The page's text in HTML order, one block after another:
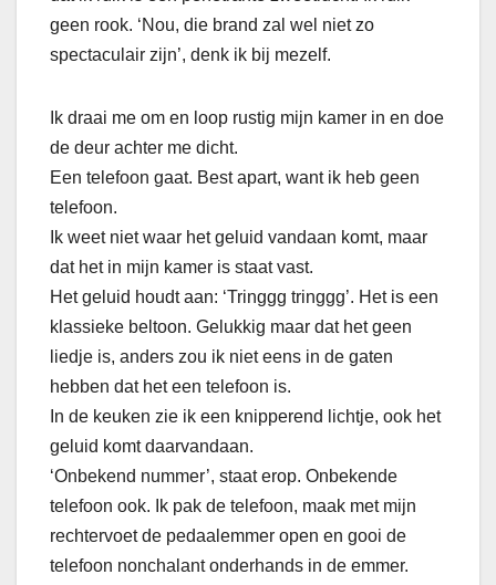
geen rook. ‘Nou, die brand zal wel niet zo
spectaculair zijn’, denk ik bij mezelf.
Ik draai me om en loop rustig mijn kamer in en doe
de deur achter me dicht.
Een telefoon gaat. Best apart, want ik heb geen
telefoon.
Ik weet niet waar het geluid vandaan komt, maar
dat het in mijn kamer is staat vast.
Het geluid houdt aan: ‘Tringgg tringgg’. Het is een
klassieke beltoon. Gelukkig maar dat het geen
liedje is, anders zou ik niet eens in de gaten
hebben dat het een telefoon is.
In de keuken zie ik een knipperend lichtje, ook het
geluid komt daarvandaan.
‘Onbekend nummer’, staat erop. Onbekende
telefoon ook. Ik pak de telefoon, maak met mijn
rechtervoet de pedaalemmer open en gooi de
telefoon nonchalant onderhands in de emmer.